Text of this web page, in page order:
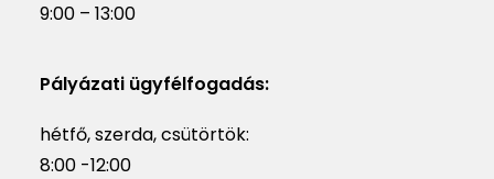
9:00 – 13:00
Pályázati ügyfélfogadás:
hétfő, szerda, csütörtök:
8:00 -12:00